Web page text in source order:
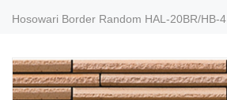
Hosowari Border Random HAL-20BR/HB-4